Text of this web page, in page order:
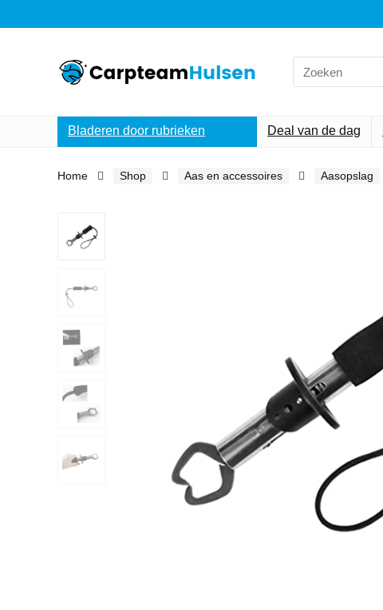
Search
for:
Bladeren door rubrieken Deal van de dag
Home Shop Aas en accessoires Aasopslag